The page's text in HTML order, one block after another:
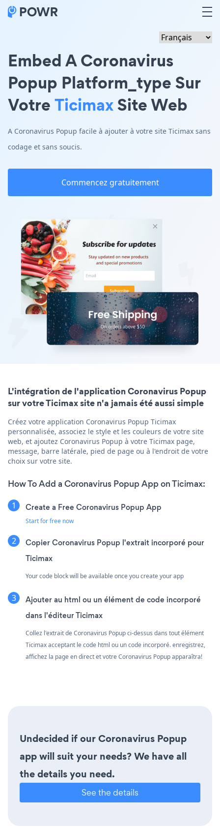
Embed A Coronavirus
Popup Platform_type Sur
VotreTicimaxSite Web
A Coronavirus Popup facile à ajouter à votre site Ticimax sans
codage et sans soucis.
Commencez gratuitement
L'intégration de l'application Coronavirus Popup
sur votre Ticimax site n'a jamais été aussi simple
Créez votre application Coronavirus Popup Ticimax
personnalisée, associez le style et les couleurs de votre site
web, et ajoutez Coronavirus Popup à votre Ticimax page,
message, barre latérale, pied de page ou à l'endroit de votre
choix sur votre site.
How To Add a Coronavirus Popup App on Ticimax:
Create a Free Coronavirus Popup App
Start for free now
Copier Coronavirus Popup l'extrait incorporé pour
Ticimax
Your code block will be available once you create your app
Ajouter au html ou un élément de code incorporé
dans l'éditeur Ticimax
Collez l'extrait de Coronavirus Popup ci-dessus dans tout élément
Ticimax acceptant le code html ou un code incorporé. enregistrez,
affichez la page en direct et votre Coronavirus Popup apparaîtra!
Undecided if our Coronavirus Popup
app will suit your needs? We have all
the details you need.
See the details